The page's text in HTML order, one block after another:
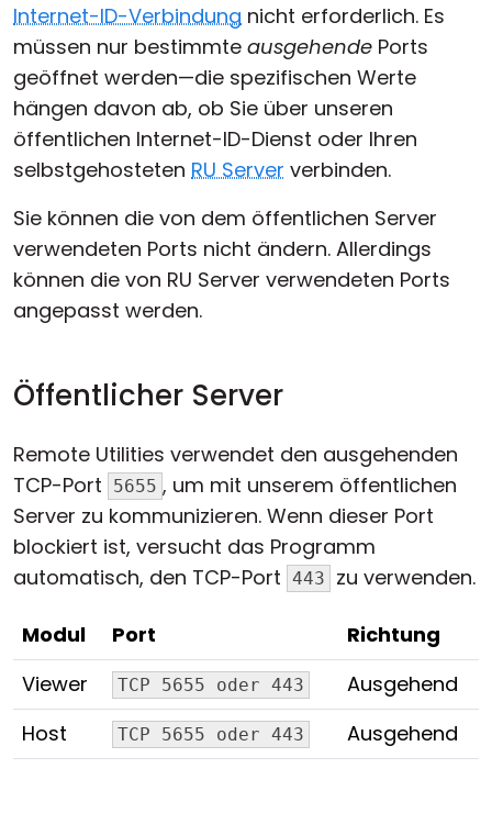
Internet-ID-Verbindung nicht erforderlich. Es
müssen nur bestimmte ausgehende Ports
geöffnet werden—die spezifischen Werte
hängen davon ab, ob Sie über unseren
öffentlichen Internet-ID-Dienst oder Ihren
selbstgehosteten RU Server verbinden.
Sie können die von dem öffentlichen Server
verwendeten Ports nicht ändern. Allerdings
können die von RU Server verwendeten Ports
angepasst werden.
Öffentlicher Server
Remote Utilities verwendet den ausgehenden
TCP-Port
5655 , um mit unserem öffentlichen
Server zu kommunizieren. Wenn dieser Port
blockiert ist, versucht das Programm
automatisch, den TCP-Port 443 zu verwenden.
Modul Port
Richtung
Viewer
TCP 5655 oder 443
Ausgehend
Host
TCP 5655 oder 443 Ausgehend